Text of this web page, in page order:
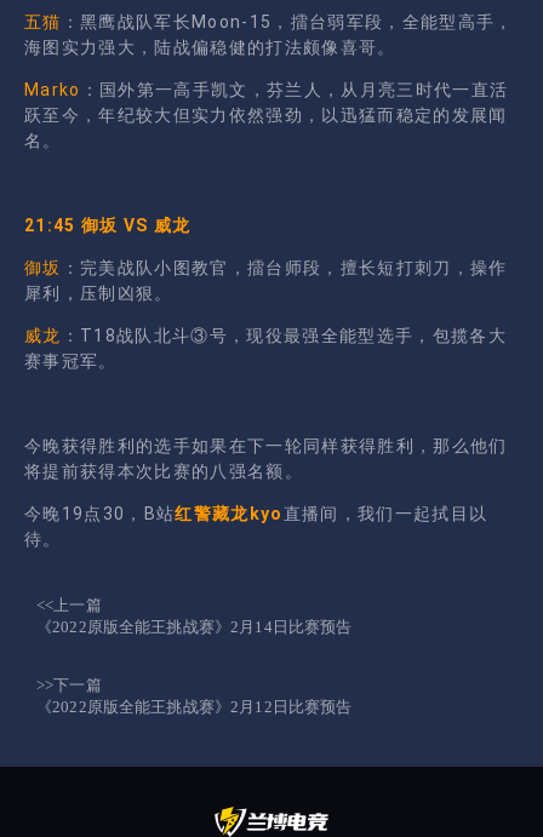
五猫 ：黑鹰战队军长Moon-15，擂台弱军段，全能型高手，
海图实力强大，陆战偏稳健的打法颇像喜哥。
Marko ：国外第一高手凯文，芬兰人，从月亮三时代一直活
跃至今，年纪较大但实力依然强劲，以迅猛而稳定的发展闻
名。
21:45 御坂 VS 威龙
御坂 ：完美战队小图教官，擂台师段，擅长短打刺刀，操作
犀利，压制凶狠。
威龙 ：T18战队北斗③号，现役最强全能型选手，包揽各大
赛事冠军。
今晚获得胜利的选手如果在下一轮同样获得胜利，那么他们
将提前获得本次比赛的八强名额。
今晚19点30，B站红警藏龙kyo 直播间，我们一起拭目以
待。
<<上一篇
《2022原版全能王挑战赛》2月14日比赛预告
>>下一篇
《2022原版全能王挑战赛》2月12日比赛预告